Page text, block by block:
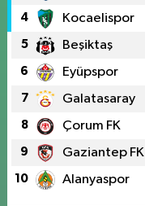
4 Kocaelispor
5 Beşiktaş
6 Eyüpspor
7 Galatasaray
8 Çorum FK
9 Gaziantep FK
10 Alanyaspor